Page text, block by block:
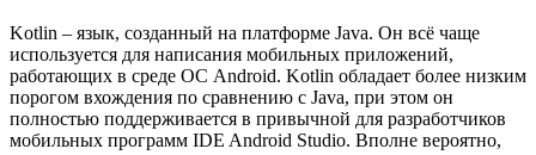
Kotlin – язык, созданный на платформе Java. Он всё чаще
используется для написания мобильных приложений,
работающих в среде ОС Android. Kotlin обладает более низким
порогом вхождения по сравнению с Java, при этом он
полностью поддерживается в привычной для разработчиков
мобильных программ IDE Android Studio. Вполне вероятно,